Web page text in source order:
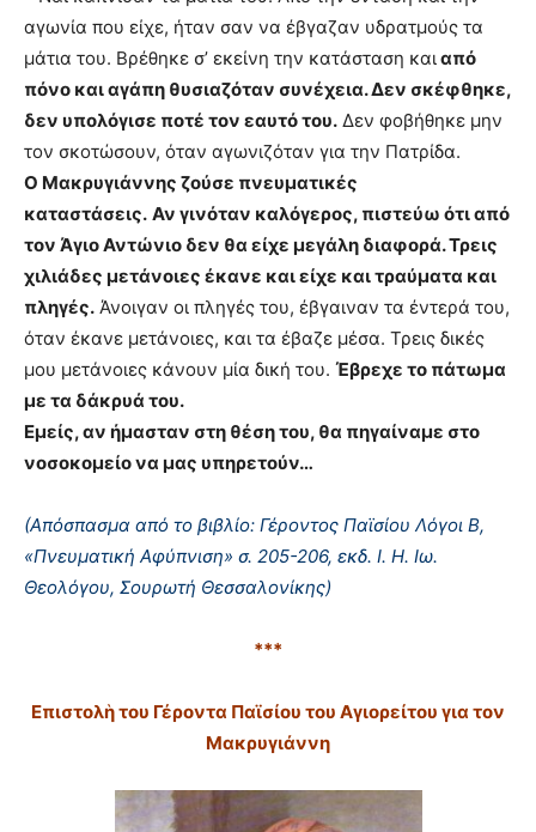
αγωνία που είχε, ήταν σαν να έβγαζαν υδρατμούς τα
μάτια του. Βρέθηκε σ’ εκείνη την κατάσταση καιαπό
πόνο και αγάπη θυσιαζόταν συνέχεια. Δεν σκέφθηκε,
δεν υπολόγισε ποτέ τον εαυτό του. Δεν φοβήθηκε μην
τον σκοτώσουν, όταν αγωνιζόταν για την Πατρίδα.
Ο Μακρυγιάννης ζούσε πνευματικές
καταστάσεις. Αν γινόταν καλόγερος, πιστεύω ότι από
τον Άγιο Αντώνιο δεν θα είχε μεγάλη διαφορά. Τρεις
χιλιάδες μετάνοιες έκανε και είχε και τραύματα και
πληγές. Άνοιγαν οι πληγές του, έβγαιναν τα έντερά του,
όταν έκανε μετάνοιες, και τα έβαζε μέσα. Τρεις δικές
μου μετάνοιες κάνουν μία δική του. Έβρεχε το πάτωμα
με τα δάκρυά του.
Εμείς, αν ήμασταν στη θέση του, θα πηγαίναμε στο
νοσοκομείο να μας υπηρετούν…
(Απόσπασμα από το βιβλίο: Γέροντος Παϊσίου Λόγοι Β,
«Πνευματική Αφύπνιση» σ. 205-206, εκδ. Ι. Η. Ιω.
Θεολόγου, Σουρωτή Θεσσαλονίκης)
***
Επιστολὴ του Γέροντα Παϊσίου του Αγιορείτου για τον
Μακρυγιάννη